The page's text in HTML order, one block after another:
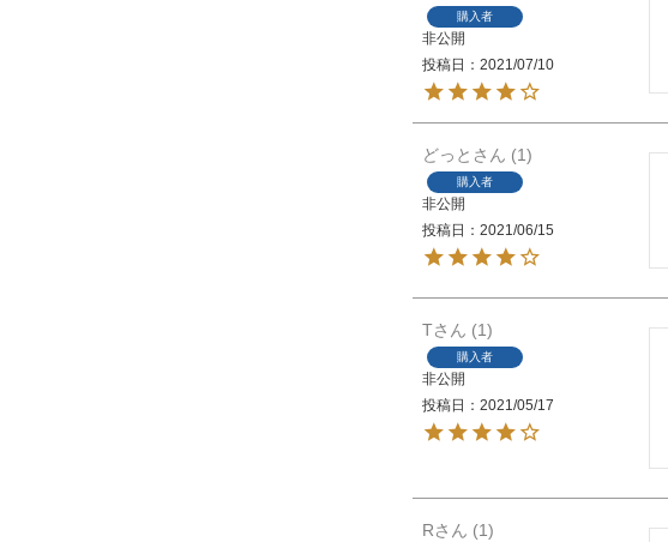
購入者
非公開
投稿日
2021/07/10
どっと 1
購入者
非公開
投稿日
2021/06/15
T 1
購入者
非公開
投稿日
2021/05/17
R 1